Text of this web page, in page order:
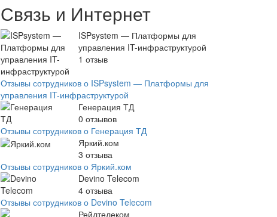
Связь и Интернет
ISPsystem — Платформы для
управления IT-инфраструктурой
1 отзыв
Отзывы сотрудников о ISPsystem — Платформы для
управления IT-инфраструктурой
Генерация ТД
0 отзывов
Отзывы сотрудников о Генерация ТД
Яркий.ком
3 отзыва
Отзывы сотрудников о Яркий.ком
Devino Telecom
4 отзыва
Отзывы сотрудников о Devino Telecom
Рейлтелеком